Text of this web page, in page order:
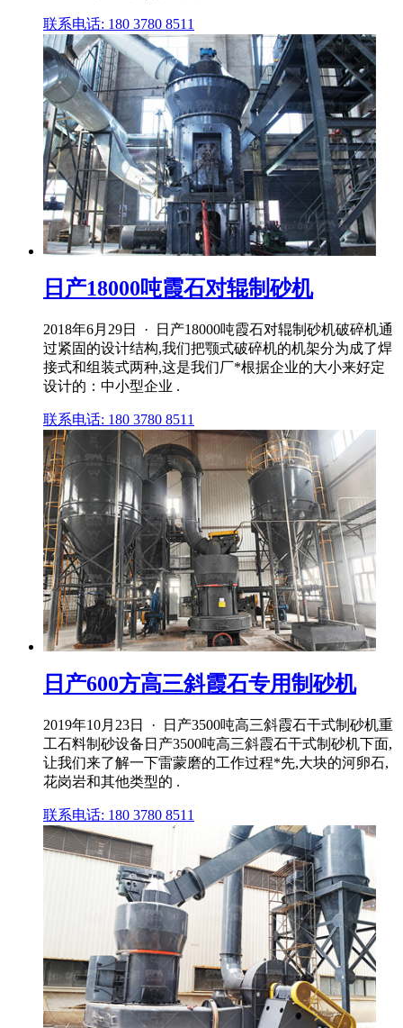
联系电话: 180 3780 8511
日产18000吨霞石对辊制砂机
2018年6月29日 · 日产18000吨霞石对辊制砂机破碎机通
过紧固的设计结构,我们把颚式破碎机的机架分为成了焊
接式和组装式两种,这是我们厂*根据企业的大小来好定
设计的：中小型企业 .
联系电话: 180 3780 8511
日产600方高三斜霞石专用制砂机
2019年10月23日 · 日产3500吨高三斜霞石干式制砂机重
工石料制砂设备日产3500吨高三斜霞石干式制砂机下面,
让我们来了解一下雷蒙磨的工作过程*先,大块的河卵石,
花岗岩和其他类型的 .
联系电话: 180 3780 8511